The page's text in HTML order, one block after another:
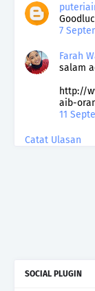
7
Farah
salam
http://
aib-
11
Catat Ulasan
SOCIAL PLUGIN